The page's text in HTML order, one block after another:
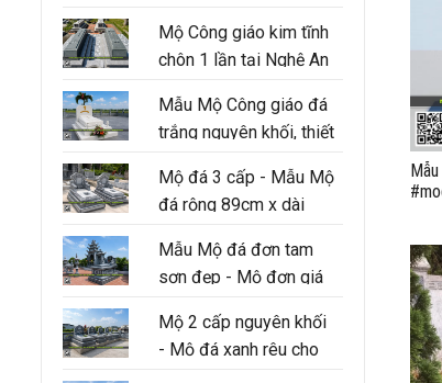
Mộ Công giáo kim tĩnh
chôn 1 lần tại Nghệ An
Mẫu Mộ Công giáo đá
trắng nguyên khối, thiết
Mộ đá 3 cấp - Mẫu Mộ
đá rộng 89cm x dài
Mẫu Mộ đá đơn tam
sơn đẹp - Mộ đơn giá
Mộ 2 cấp nguyên khối
- Mộ đá xanh rêu cho